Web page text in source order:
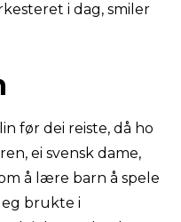
i dag, smiler
før dei reiste, då ho
ei svensk dame,
å lære barn å spele
eg brukte i